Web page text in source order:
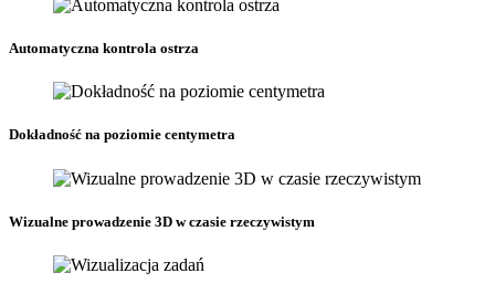
Automatyczna kontrola ostrza
Dokładność na poziomie centymetra
Wizualne prowadzenie 3D w czasie rzeczywistym